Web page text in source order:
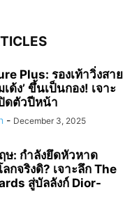
Plus: รองเท้าวิ่งสาย
ด้ง’ ขึ้นเป็นกอง! เจาะ
ดตัวปีหน้า
- December 3, 2025
ษ: กำลังยึดหัวหาด
กจริงดิ? เจาะลึก The
สู่บัลลังก์ Dior-